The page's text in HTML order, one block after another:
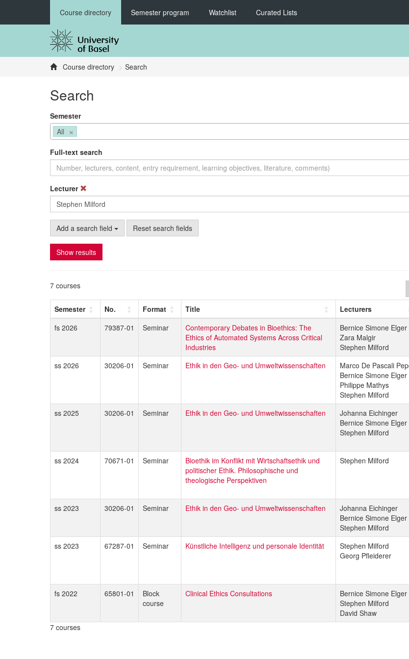
Course directory Semester program Watchlist Curated Lists
Course directory Search
Search
Semester
×
All
Full-text search
Lecturer
Add a search field Reset search fields
Show results
7 courses
Semester No. Format Title Lecturers
fs 2026
79387-01 Seminar
Contemporary Debates in Bioethics: The
Ethics of Automated Systems Across Critical
Industries
Bernice Simone Elger
Zara Malgir
Stephen Milford
ss 2026
30206-01 Seminar Ethik in den Geo- und Umweltwissenschaften
Marco De Pascali
Bernice Simone Elger
Philippe Mathys
Stephen Milford
ss 2025
30206-01 Seminar Ethik in den Geo- und Umweltwissenschaften
Johanna Eichinger
Bernice Simone Elger
Stephen Milford
ss 2024
70671-01 Seminar
Bioethik im Konflikt mit Wirtschaftsethik und
politischer Ethik. Philosophische und
theologische Perspektiven
Stephen Milford
ss 2023
30206-01 Seminar Ethik in den Geo- und Umweltwissenschaften
Johanna Eichinger
Bernice Simone Elger
Stephen Milford
ss 2023
67287-01 Seminar Künstliche Intelligenz und personale Identität
Stephen Milford
Georg Pfleiderer
fs 2022
65801-01
Block
course
Clinical Ethics Consultations
Bernice Simone Elger
Stephen Milford
David Shaw
7 courses